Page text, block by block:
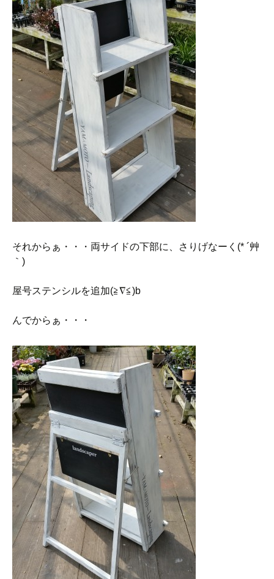
それからぁ・・・両サイドの下部に、さりげなーく(* ´艸
｀)
屋号ステンシルを追加(≧∇≦)b
んでからぁ・・・